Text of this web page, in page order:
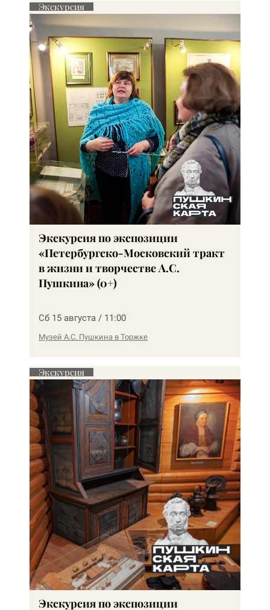
Экскурсия
Экскурсия по экспозиции
«Петербургско-Московский тракт
в жизни и творчестве А.С.
Пушкина» (0+)
Сб 15 августа / 11:00
Музей А.С. Пушкина в Торжке
Экскурсия
Экскурсия по экспозиции